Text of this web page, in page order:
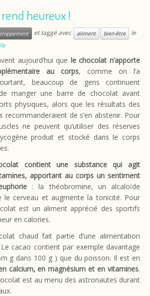
heureux !
et taggé avec aliment bien-être
le
aujourd’hui que le chocolat n’apporte
au corps, comme on l’a
beaucoup de gens continuent
manger une barre de chocolat avant
physiques, alors que les résultats des
recommanderaient de s’en abstenir. Pour
ne peuvent qu’utiliser des réserves
produit et stocké dans le corps
contient une substance qui agit
apportant au corps un sentiment
: la théobromine, un alcaloïde
le cerveau et augmente la tonicité. Pour
est un aliment apprécié des sportifs
en calories.
chaud fait partie d’une alimentation
cacao contient par exemple davantage
g dans 100 g ) que du poisson. Il est en
calcium, en magnésium et en vitamines.
est au menu des astronautes durant